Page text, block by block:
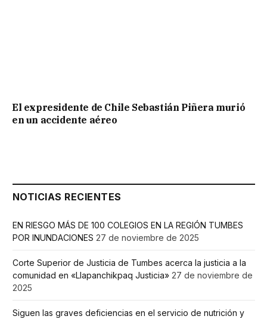
El expresidente de Chile Sebastián Piñera murió
en un accidente aéreo
NOTICIAS RECIENTES
EN RIESGO MÁS DE 100 COLEGIOS EN LA REGIÓN TUMBES
POR INUNDACIONES 27 de noviembre de 2025
Corte Superior de Justicia de Tumbes acerca la justicia a la
comunidad en «Llapanchikpaq Justicia» 27 de noviembre de
2025
Siguen las graves deficiencias en el servicio de nutrición y